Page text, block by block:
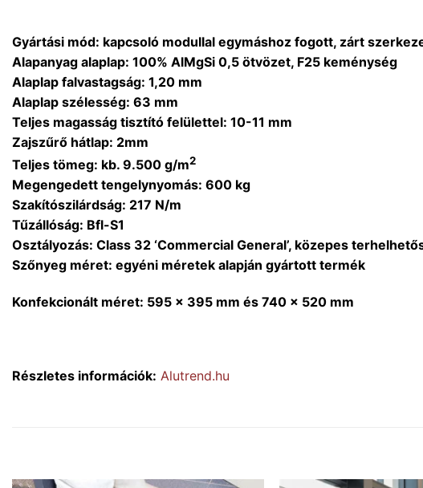
Gyártási mód: kapcsoló modullal egymáshoz fogott, zárt
Alapanyag alaplap: 100% AlMgSi 0,5 ötvözet, F25 keménység
Alaplap falvastagság: 1,20 mm
Alaplap szélesség: 63 mm
Teljes magasság tisztító felülettel: 10-11 mm
Zajszűrő hátlap: 2mm
Teljes tömeg: kb. 9.500 g/m2
Megengedett tengelynyomás: 600 kg
Szakítószilárdság: 217 N/m
Tűzállóság: Bfl-S1
Osztályozás: Class 32 ‘Commercial General’, közepes
Szőnyeg méret: egyéni méretek alapján gyártott termék
Konfekcionált méret: 595 x 395 mm és 740 x 520 mm
Részletes információk: Alutrend.hu